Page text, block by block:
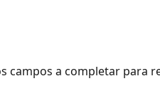
campos a completar para